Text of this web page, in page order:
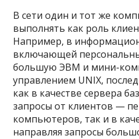
В сети один и тот же
выполнять как роль
Например, в
включающей
большую ЭВМ и мини-
управлением UNIX,
как в качестве сервера
запросы от клиентов —
компьютеров, так и в
направляя запросы